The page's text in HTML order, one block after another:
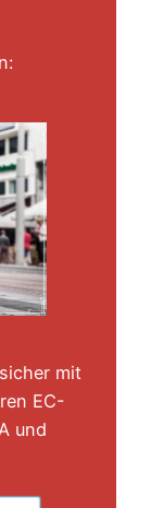
mit
EC-
und